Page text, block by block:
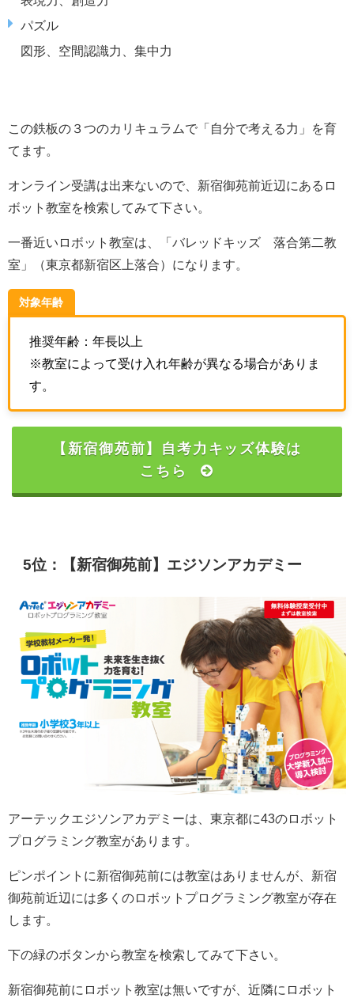
パズル
図形、空間認識力、集中力
この鉄板の３つのカリキュラムで「自分で考える力」を育
てます。
オンライン受講は出来ないので、新宿御苑前近辺にあるロ
ボット教室を検索してみて下さい。
一番近いロボット教室は、「バレッドキッズ 落合第二教
室」（東京都新宿区上落合）になります。
対象年齢
推奨年齢：年長以上
※教室によって受け入れ年齢が異なる場合がありま
す。
【新宿御苑前】自考力キッズ体験は
こちら
5位：【新宿御苑前】エジソンアカデミー
アーテック エジソンアカデミーは、東京都に43のロボット
プログラミング教室があります。
ピンポイントに新宿御苑前には教室はありませんが、新宿
御苑前近辺には多くのロボットプログラミング教室が存在
します。
下の緑のボタンから教室を検索してみて下さい。
新宿御苑前にロボット教室は無いですが、近隣にロボット